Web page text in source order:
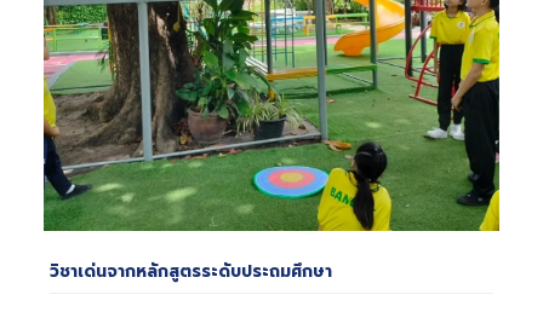
วิชาเด่นจากหลักสูตรระดับประถมศึกษา